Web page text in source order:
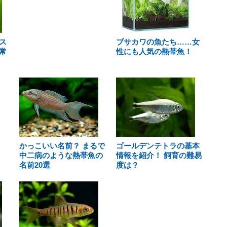
ブサカワの魚たち……女
性にも人気の熱帯魚！
かっこいい名前？ まるで
中二病のような熱帯魚の
名前20選
ゴールデンテトラの基本
情報を紹介！ 飼育の難易
度は？